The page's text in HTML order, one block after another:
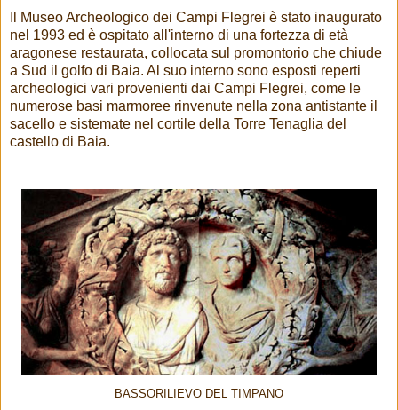
Il Museo Archeologico dei Campi Flegrei è stato inaugurato
nel 1993 ed è ospitato all'interno di una fortezza di età
aragonese restaurata, collocata sul promontorio che chiude
a Sud il golfo di Baia. Al suo interno sono esposti reperti
archeologici vari provenienti dai Campi Flegrei, come le
numerose basi marmoree rinvenute nella zona antistante il
sacello e sistemate nel cortile della Torre Tenaglia del
castello di Baia.
BASSORILIEVO DEL TIMPANO